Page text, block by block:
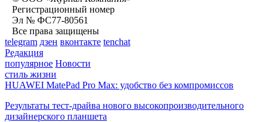
Регистрационный номер
Эл № ФС77-80561
Все права защищены
telegram дзен вконтакте tenchat
Редакция
популярное Новости
стиль жизни
HUAWEI MatePad Pro Max: удобство без компромиссов
Результаты тест-драйва нового высокопроизводительного
дизайнерского планшета